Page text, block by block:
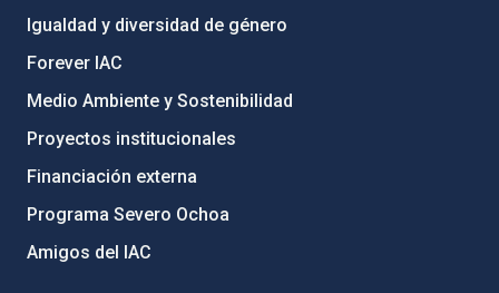
Igualdad y diversidad de género
Forever IAC
Medio Ambiente y Sostenibilidad
Proyectos institucionales
Financiación externa
Programa Severo Ochoa
Amigos del IAC